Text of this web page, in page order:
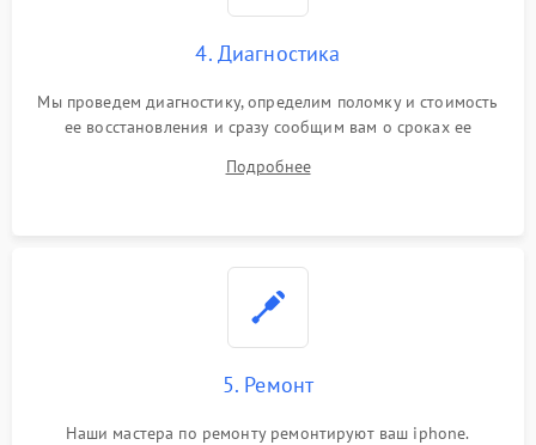
4. Диагностика
Мы проведем диагностику, определим поломку и стоимость
ее восстановления и сразу сообщим вам о сроках ее
Подробнее
5. Ремонт
Наши мастера по ремонту ремонтируют ваш iphone.